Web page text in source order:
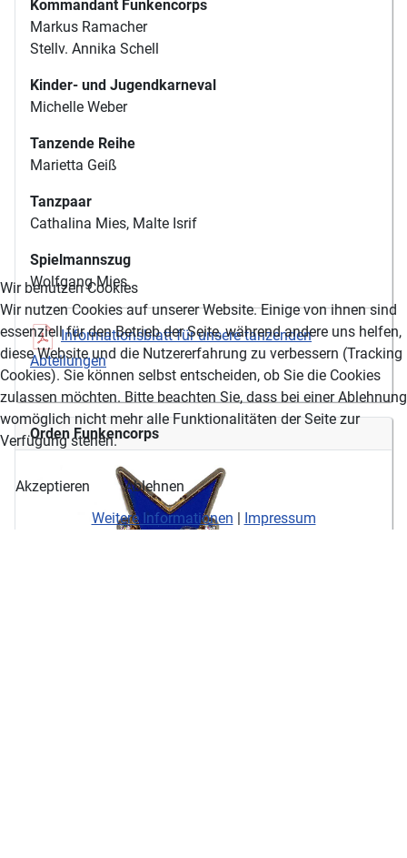
Kommandant Funkencorps
Markus Ramacher
Stellv. Annika Schell
Kinder- und Jugendkarneval
Michelle Weber
Tanzende Reihe
Marietta Geiß
Tanzpaar
Cathalina Mies, Malte Isrif
Spielmannszug
Wolfgang Mies
Informationsblatt für unsere tanzenden
Abteilungen
Orden Funkencorps
Wir benutzen Cookies
Wir nutzen Cookies auf unserer Website. Einige von ihnen sind
essenziell für den Betrieb der Seite, während andere uns helfen,
diese Website und die Nutzererfahrung zu verbessern (Tracking
Cookies). Sie können selbst entscheiden, ob Sie die Cookies
zulassen möchten. Bitte beachten Sie, dass bei einer Ablehnung
womöglich nicht mehr alle Funktionalitäten der Seite zur
Verfügung stehen.
Akzeptieren
Ablehnen
Weitere Informationen | Impressum